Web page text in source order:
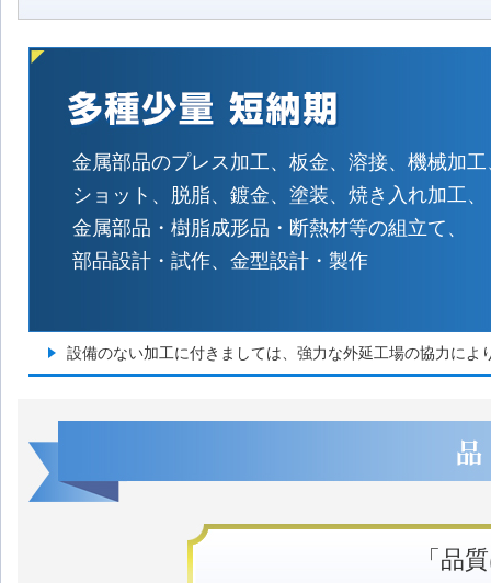
金属部品のプレス加工、板金、溶接、機械加工
ショット、脱脂、鍍金、塗装、焼き入れ加工、
金属部品・樹脂成形品・断熱材等の組立て、
部品設計・試作、金型設計・製作
設備のない加工に付きましては、強力な外延工場の協力によ
「品